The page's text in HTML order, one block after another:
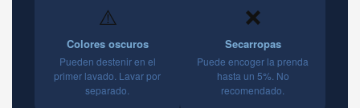
⚠️
Colores oscuros
Pueden destenir en el
primer lavado. Lavar por
separado.
❌
Secarropas
Puede encoger la prenda
hasta un 5%. No
recomendado.